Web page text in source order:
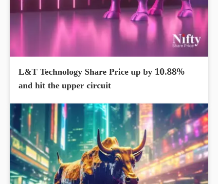
L&T Technology Share Price up by 10.88%
and hit the upper circuit